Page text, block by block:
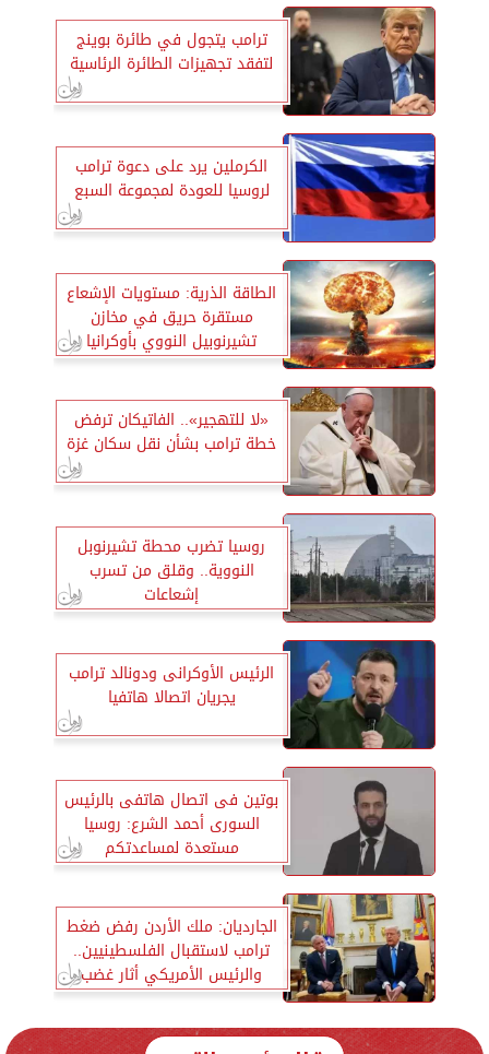
ترامب يتجول في طائرة بوينج
لتفقد تجهيزات الطائرة الرئاسية
الكرملين يرد على دعوة ترامب
لروسيا للعودة لمجموعة السبع
الطاقة الذرية: مستويات الإشعاع
مستقرة حريق في مخازن
تشيرنوبيل النووي بأوكرانيا
«لا للتهجير».. الفاتيكان ترفض
خطة ترامب بشأن نقل سكان غزة
روسيا تضرب محطة تشيرنوبل
النووية.. وقلق من تسرب
إشعاعات
الرئيس الأوكرانى ودونالد ترامب
يجريان اتصالا هاتفيا
بوتين فى اتصال هاتفى بالرئيس
السورى أحمد الشرع: روسيا
مستعدة لمساعدتكم
الجارديان: ملك الأردن رفض ضغط
ترامب لاستقبال الفلسطينيين..
والرئيس الأمريكي أثار غضب
العالم العربي